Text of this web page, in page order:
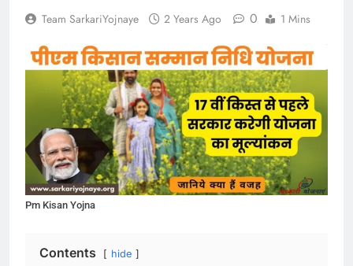
Team SarkariYojnaye 2 Years Ago 0 1 Mins
Pm Kisan Yojna
Contents hide